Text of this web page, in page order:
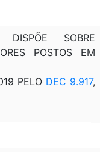
SOBRE
POSTOS EM
PELO DEC 9.917,